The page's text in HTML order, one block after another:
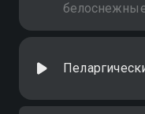
солнечного